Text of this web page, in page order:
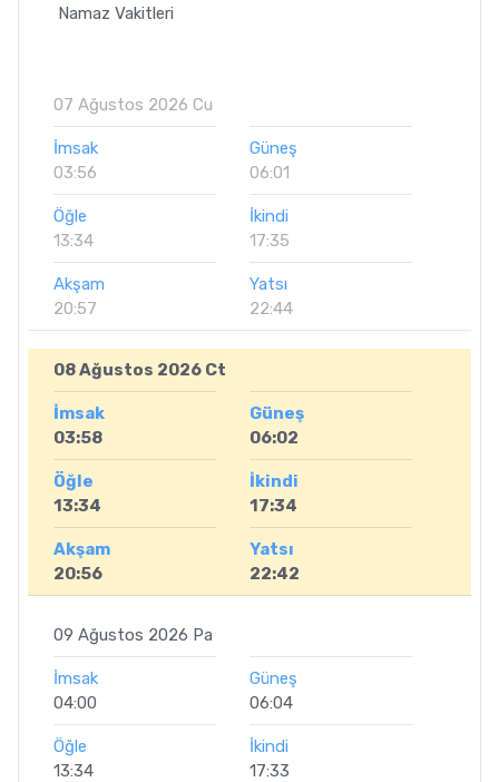
Namaz Vakitleri
07 Ağustos 2026 Cu
İmsak
03:56
Güneş
06:01
Öğle
13:34
İkindi
17:35
Akşam
20:57
Yatsı
22:44
08 Ağustos 2026 Ct
İmsak
03:58
Güneş
06:02
Öğle
13:34
İkindi
17:34
Akşam
20:56
Yatsı
22:42
09 Ağustos 2026 Pa
İmsak
04:00
Güneş
06:04
Öğle
13:34
İkindi
17:33